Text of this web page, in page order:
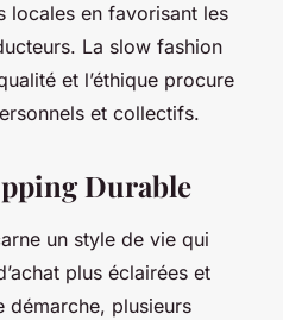
locales en favorisant les
La slow fashion
et l’éthique procure
et collectifs.
Durable
un style de vie qui
plus éclairées et
démarche, plusieurs